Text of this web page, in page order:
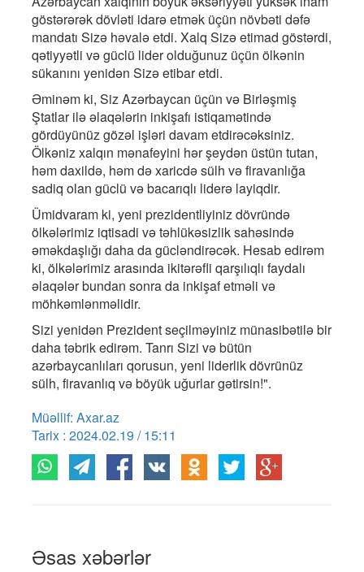
göstərərək dövləti idarə etmək üçün növbəti dəfə
mandatı Sizə həvalə etdi. Xalq Sizə etimad göstərdi,
qətiyyətli və güclü lider olduğunuz üçün ölkənin
sükanını yenidən Sizə etibar etdi.
Əminəm ki, Siz Azərbaycan üçün və Birləşmiş
Ştatlar ilə əlaqələrin inkişafı istiqamətində
gördüyünüz gözəl işləri davam etdirəcəksiniz.
Ölkəniz xalqın mənafeyini hər şeydən üstün tutan,
həm daxildə, həm də xaricdə sülh və firavanlığa
sadiq olan güclü və bacarıqlı liderə layiqdir.
Ümidvaram ki, yeni prezidentliyiniz dövründə
ölkələrimiz iqtisadi və təhlükəsizlik sahəsində
əməkdaşlığı daha da gücləndirəcək. Hesab edirəm
ki, ölkələrimiz arasında ikitərəfli qarşılıqlı faydalı
əlaqələr bundan sonra da inkişaf etməli və
möhkəmlənməlidir.
Sizi yenidən Prezident seçilməyiniz münasibətilə bir
daha təbrik edirəm. Tanrı Sizi və bütün
azərbaycanlıları qorusun, yeni liderlik dövrünüz
sülh, firavanlıq və böyük uğurlar gətirsin!".
Müəllif: Axar.az
Tarix : 2024.02.19 / 15:11
Əsas xəbərlər